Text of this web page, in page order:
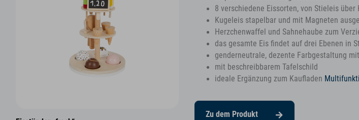
8 verschiedene Eissorten, von Stieleis
Kugeleis stapelbar und mit Magneten
Herzchenwaffel und Sahnehaube zum
das gesamte Eis findet auf drei Ebenen in
genderneutrale, dezente Farbgestaltung
mit beschreibbarem Tafelschild
ideale Ergänzung zum Kaufladen
Zu dem Produkt